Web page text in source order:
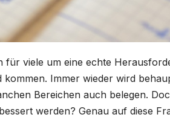
für viele um eine echte
Immer wieder wird
Bereichen auch belegen.
werden? Genau auf diese